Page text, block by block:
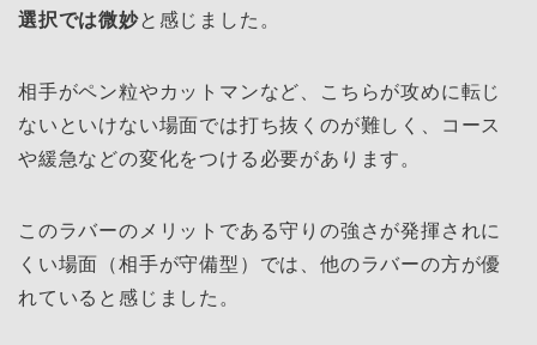
選択では微妙と感じました。
相手がペン粒やカットマンなど、こちらが攻めに転じ
ないといけない場面では打ち抜くのが難しく、コース
や緩急などの変化をつける必要があります。
このラバーのメリットである守りの強さが発揮されに
くい場面（相手が守備型）では、他のラバーの方が優
れていると感じました。